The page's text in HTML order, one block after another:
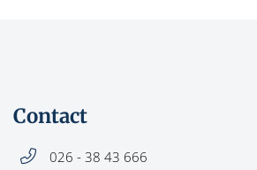
Contact
026 - 38 43 666